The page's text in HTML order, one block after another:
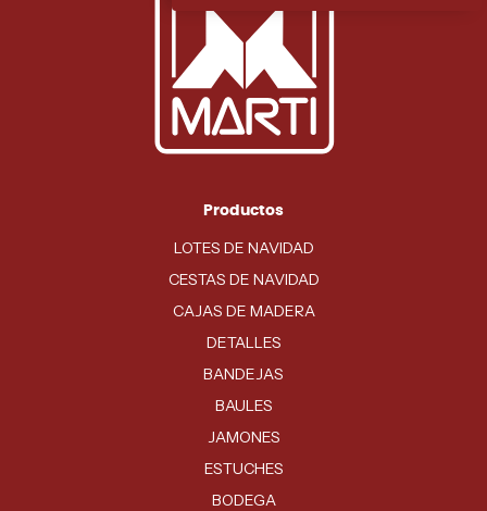
Productos
LOTES DE NAVIDAD
CESTAS DE NAVIDAD
CAJAS DE MADERA
DETALLES
BANDEJAS
BAULES
JAMONES
ESTUCHES
BODEGA